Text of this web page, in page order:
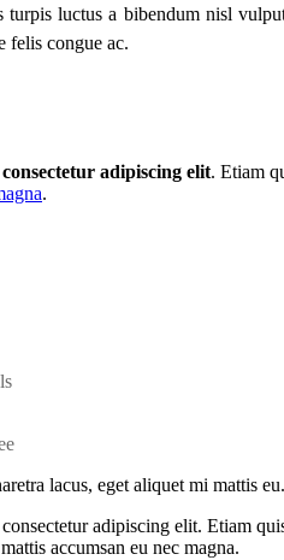
luctus a bibendum nisl
felis congue ac.
consectetur adipiscing elit. Etiam
.
lacus, eget aliquet mi mattis
adipiscing elit. Etiam
accumsan eu nec magna.